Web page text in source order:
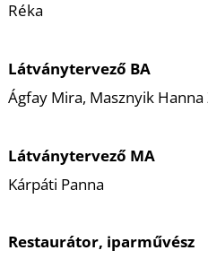
Réka
Látványtervező BA
Ágfay Mira, Masznyik
Látványtervező MA
Kárpáti Panna
Restaurátor, iparművész